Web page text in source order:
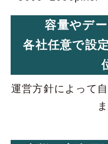
容量やデ
各社任意で設
運営方針によって